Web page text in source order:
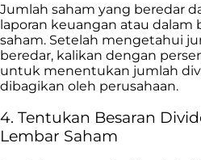
Jumlah saham yang beredar
laporan keuangan atau
saham. Setelah mengetahui
beredar, kalikan dengan
untuk menentukan jumlah
dibagikan oleh perusahaan.
4. Tentukan Besaran
Lembar Saham